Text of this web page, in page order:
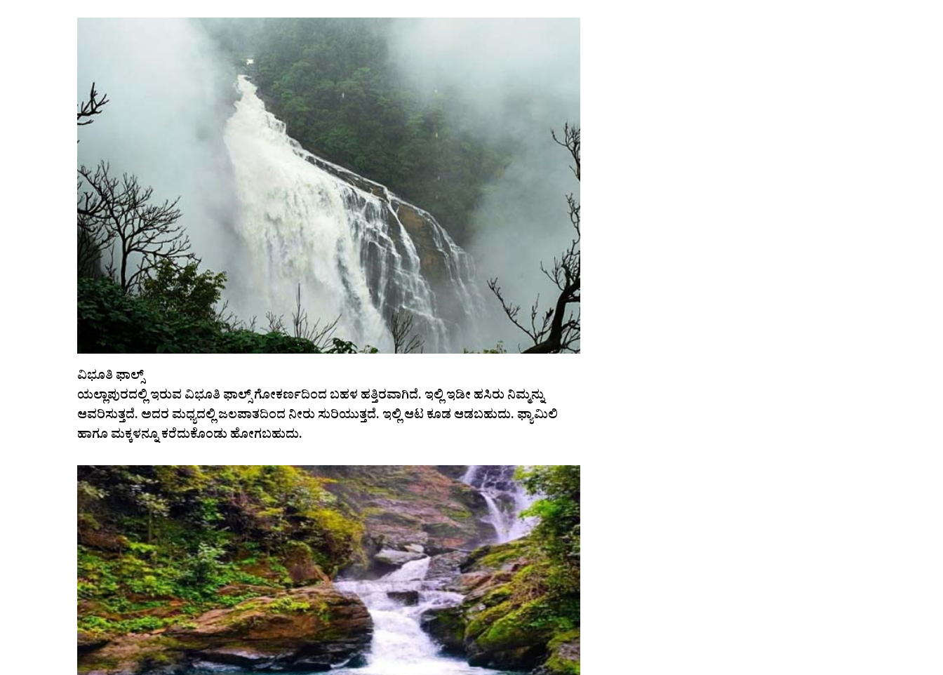
ವಿಭೂತಿ ಫಾಲ್ಸ್‌
ಯಲ್ಲಾಪುರದಲ್ಲಿ ಇರುವ ವಿಭೂತಿ ಫಾಲ್ಸ್‌ ಗೋಕರ್ಣದಿಂದ ಬಹಳ ಹತ್ತಿರವಾಗಿದೆ. ಇಲ್ಲಿ ಇಡೀ ಹಸಿರು ನಿಮ್ಮನ್ನು
ಆವರಿಸುತ್ತದೆ. ಅದರ ಮಧ್ಯದಲ್ಲಿ ಜಲಪಾತದಿಂದ ನೀರು ಸುರಿಯುತ್ತದೆ. ಇಲ್ಲಿ ಆಟ ಕೂಡ ಆಡಬಹುದು. ಫ್ಯಾಮಿಲಿ
ಹಾಗೂ ಮಕ್ಕಳನ್ನೂ ಕರೆದುಕೊಂಡು ಹೋಗಬಹುದು.